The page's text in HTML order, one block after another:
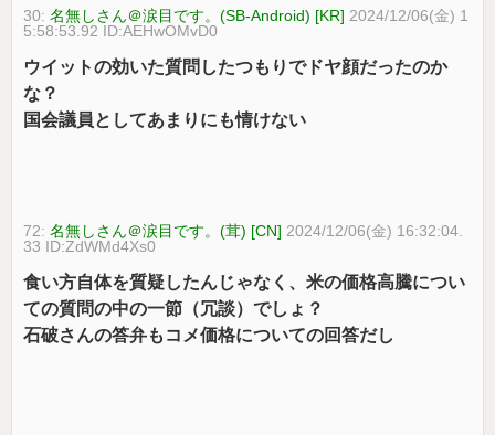
30:名無しさん＠涙目です。(SB-Android) [KR] 2024/12/06(金) 1
5:58:53.92 ID:AEHwOMvD0
ウイットの効いた質問したつもりでドヤ顔だったのか
な？
国会議員としてあまりにも情けない
72:名無しさん＠涙目です。(茸) [CN] 2024/12/06(金) 16:32:04.
33 ID:ZdWMd4Xs0
食い方自体を質疑したんじゃなく、米の価格高騰につい
ての質問の中の一節（冗談）でしょ？
石破さんの答弁もコメ価格についての回答だし